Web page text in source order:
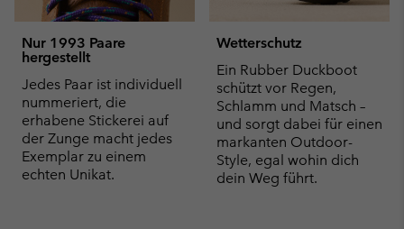
Nur 1993 Paare
hergestellt
Jedes Paar ist individuell
nummeriert, die
erhabene Stickerei auf
der Zunge macht jedes
Exemplar zu einem
echten Unikat.
Wetterschutz
Ein Rubber Duckboot
schützt vor Regen,
Schlamm und Matsch –
und sorgt dabei für einen
markanten Outdoor-
Style, egal wohin dich
dein Weg führt.